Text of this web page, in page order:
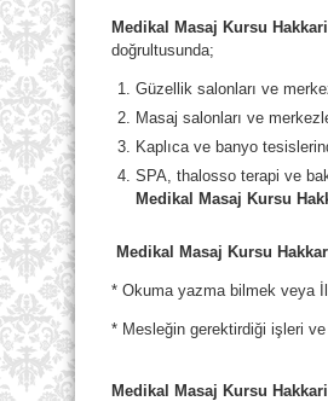
Medikal Masaj Kursu Hakkari
doğrultusunda;
Güzellik salonları ve
Masaj salonları ve
Kaplıca ve banyo
SPA, thalosso terapi ve
Medikal Masaj Kursu
Medikal Masaj Kursu
* Okuma yazma bilmek veya
* Mesleğin gerektirdiği işleri
Medikal Masaj Kursu